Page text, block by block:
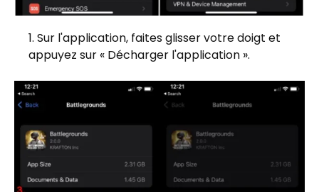
Sur l'application, faites glisser votre doigt et
appuyez sur « Décharger l'application ».